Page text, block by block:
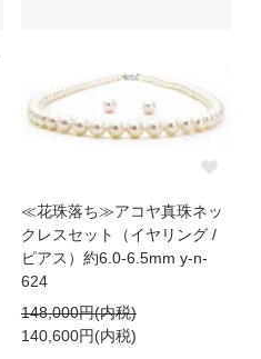
≪花珠落ち≫アコヤ真珠ネッ
クレスセット（イヤリング /
ピアス）約6.0-6.5mm y-n-
624
148,000円(内税)
140,600円(内税)